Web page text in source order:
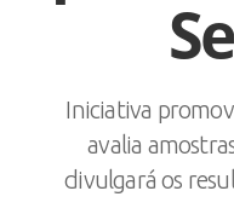
Iniciativa
avalia
divulgará os